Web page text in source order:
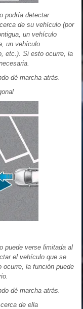
podría detectar
de su vehículo (por
un vehículo
un vehículo
etc.). Si esto ocurre, la
dé marcha atrás.
puede verse limitada al
el vehículo que se
ocurre, la función puede
dé marcha atrás.
de ella